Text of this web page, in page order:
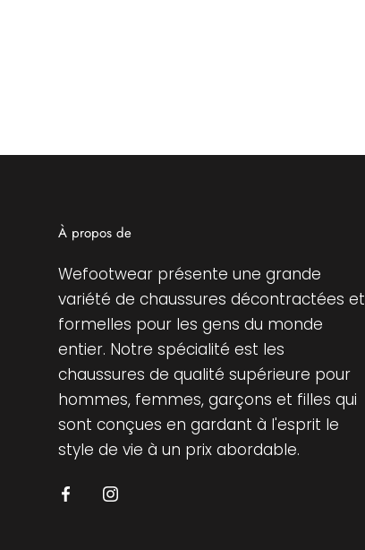
À propos de
Wefootwear présente une grande
variété de chaussures décontractées et
formelles pour les gens du monde
entier. Notre spécialité est les
chaussures de qualité supérieure pour
hommes, femmes, garçons et filles qui
sont conçues en gardant à l'esprit le
style de vie à un prix abordable.